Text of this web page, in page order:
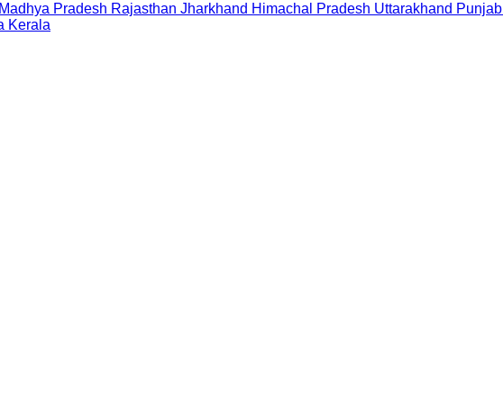
Madhya Pradesh Rajasthan Jharkhand Himachal Pradesh Uttarakhand Punjab
Kerala